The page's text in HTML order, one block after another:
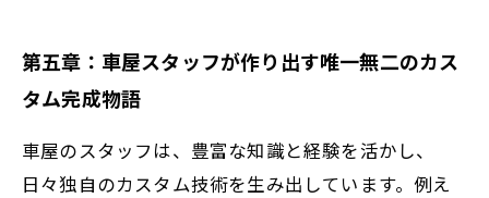
第五章：車屋スタッフが作り出す唯一無二のカス
タム完成物語
車屋のスタッフは、豊富な知識と経験を活かし、
日々独自のカスタム技術を生み出しています。例え